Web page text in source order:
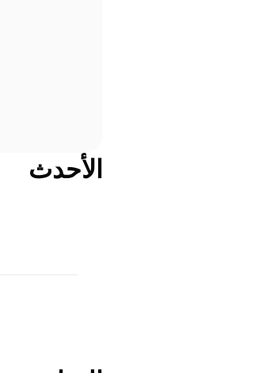
الأحدث